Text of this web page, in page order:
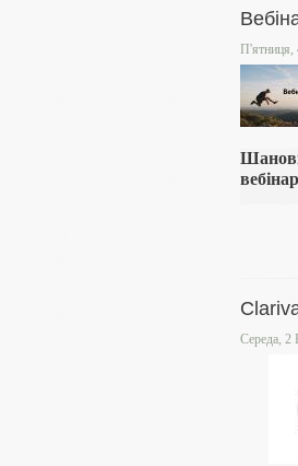
П'ятниця,
Середа, 2